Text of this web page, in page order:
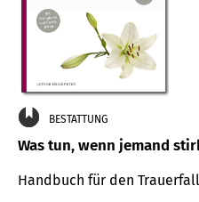
BESTATTUNG
Was tun, wenn jemand
Handbuch für den Trauerfall